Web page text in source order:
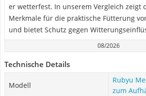
er wetterfest. In unserem Vergleich zeigt
Merkmale für die praktische Fütterung
und bietet Schutz gegen
08/2026
Technische Details
Modell
Rubyu
zum